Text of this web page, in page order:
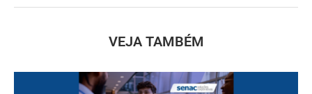
VEJA TAMBÉM